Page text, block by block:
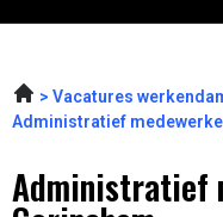
Vacatures
Administratief
Administratief